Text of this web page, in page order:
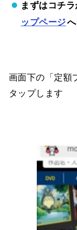
まずはコチ
ップページへ
画面下の「定額
タップします